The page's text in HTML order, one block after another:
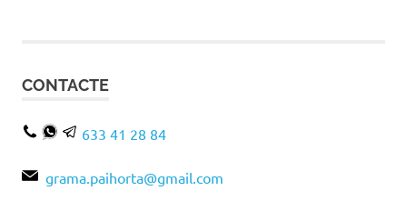
CONTACTE
633 41 28 84
grama.paihorta@gmail.com